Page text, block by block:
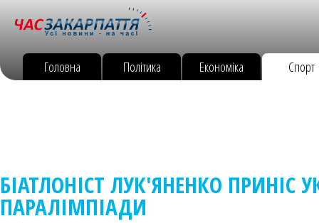
Головна Політика Економіка Спорт
БІАТЛОНІСТ ЛУК'ЯНЕНКО ПРИНІС
ПАРАЛІМПІАДИ